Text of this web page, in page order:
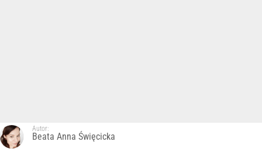
Autor:
Beata Anna Święcicka